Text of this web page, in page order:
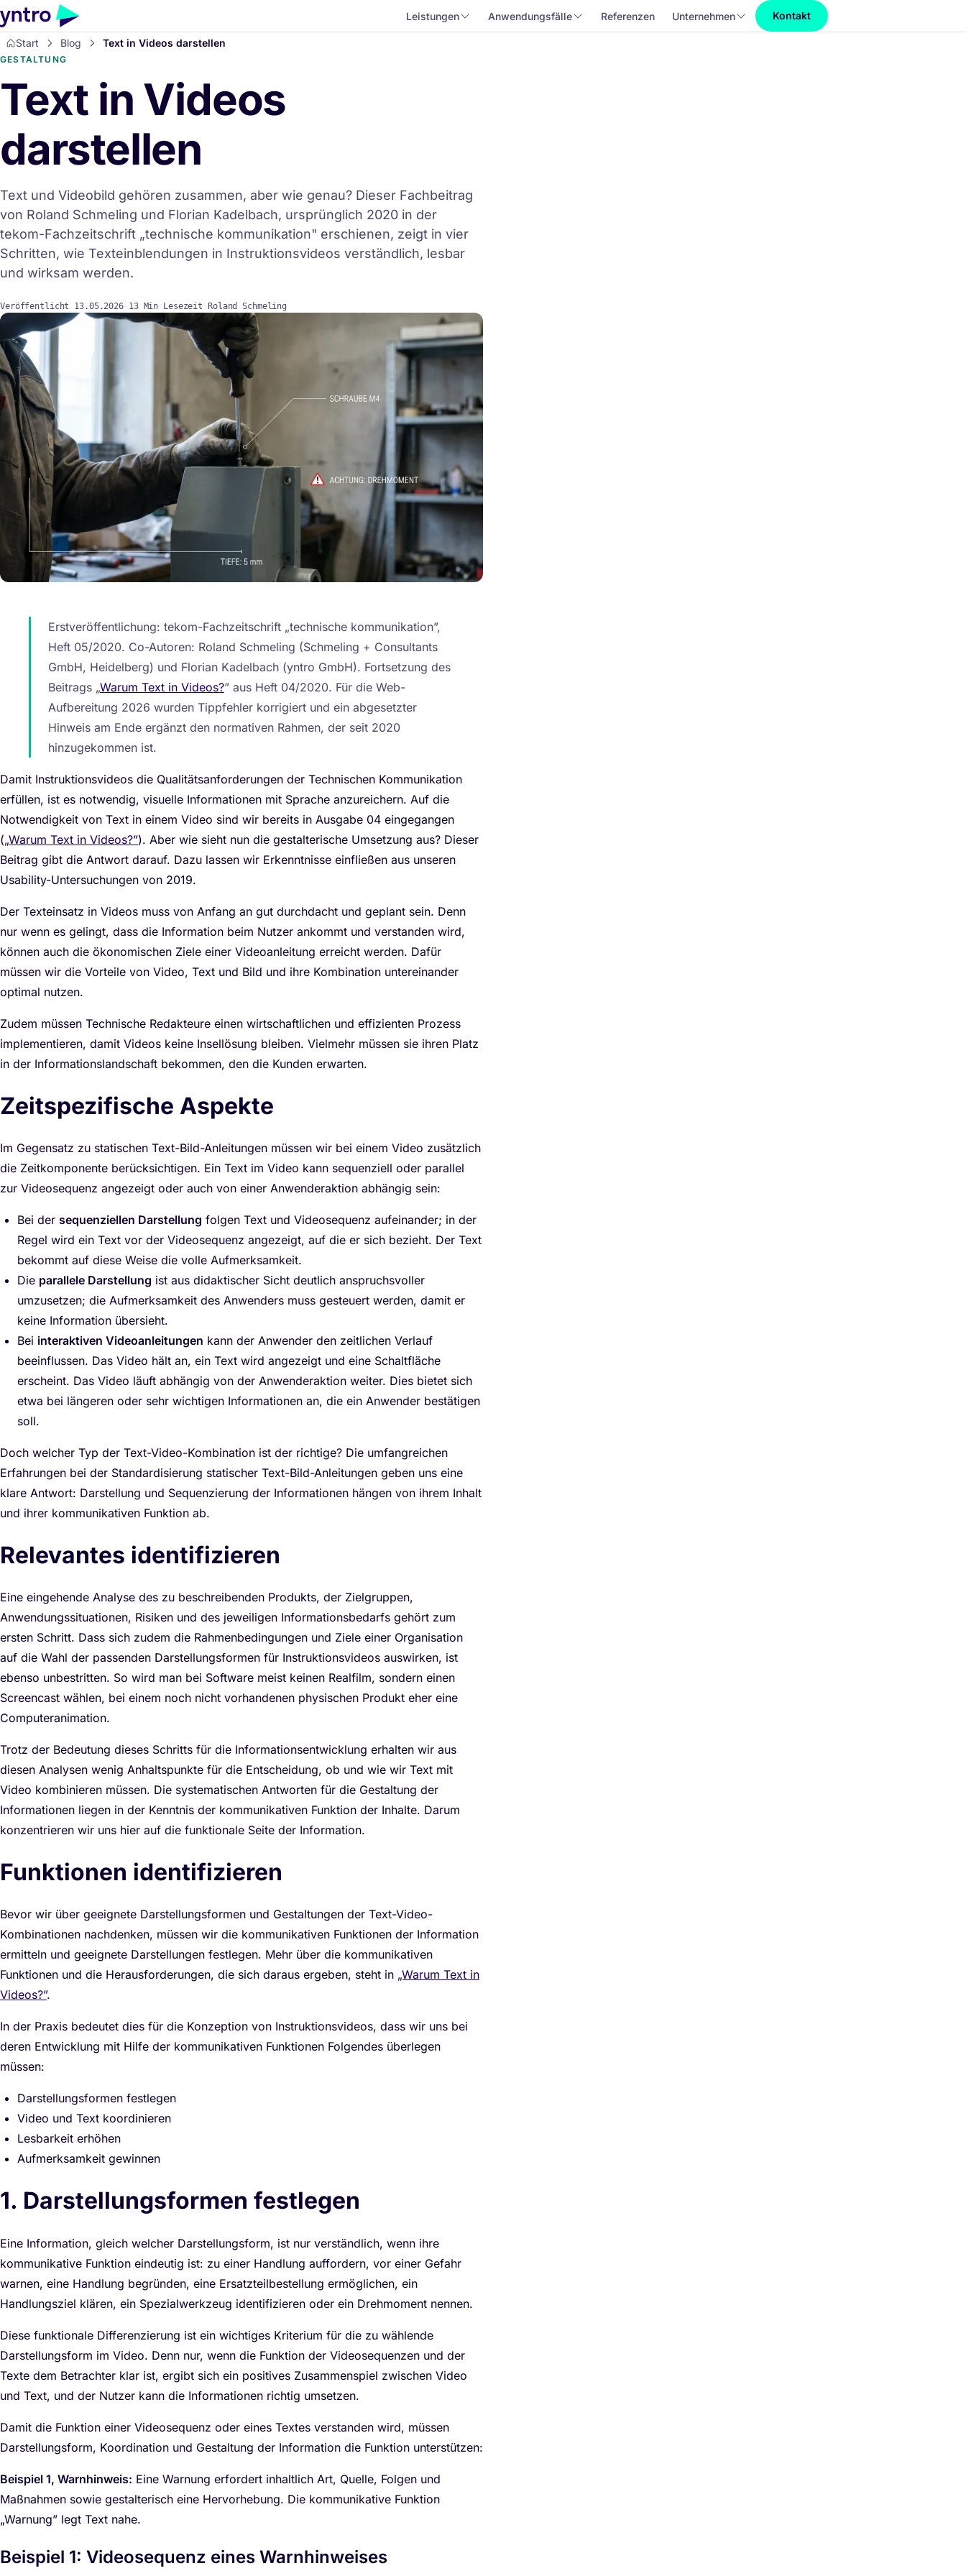
Leistungen Anwendungsfälle Referenzen Unternehmen Kontakt
Start Blog Text in Videos darstellen
GESTALTUNG
Text in Videos
darstellen
Text und Videobild gehören zusammen, aber wie genau? Dieser Fachbeitrag
von Roland Schmeling und Florian Kadelbach, ursprünglich 2020 in der
tekom-Fachzeitschrift „technische kommunikation" erschienen, zeigt in vier
Schritten, wie Texteinblendungen in Instruktionsvideos verständlich, lesbar
und wirksam werden.
Veröffentlicht 13.05.2026 · 13 Min Lesezeit · Roland Schmeling
Erstveröffentlichung: tekom-Fachzeitschrift „technische kommunikation”,
Heft 05/2020. Co-Autoren: Roland Schmeling (Schmeling + Consultants
GmbH, Heidelberg) und Florian Kadelbach (yntro GmbH). Fortsetzung des
Beitrags „Warum Text in Videos?” aus Heft 04/2020. Für die Web-
Aufbereitung 2026 wurden Tippfehler korrigiert und ein abgesetzter
Hinweis am Ende ergänzt den normativen Rahmen, der seit 2020
hinzugekommen ist.
Damit Instruktionsvideos die Qualitätsanforderungen der Technischen Kommunikation
erfüllen, ist es notwendig, visuelle Informationen mit Sprache anzureichern. Auf die
Notwendigkeit von Text in einem Video sind wir bereits in Ausgabe 04 eingegangen
(„Warum Text in Videos?”). Aber wie sieht nun die gestalterische Umsetzung aus? Dieser
Beitrag gibt die Antwort darauf. Dazu lassen wir Erkenntnisse einfließen aus unseren
Usability-Untersuchungen von 2019.
Der Texteinsatz in Videos muss von Anfang an gut durchdacht und geplant sein. Denn
nur wenn es gelingt, dass die Information beim Nutzer ankommt und verstanden wird,
können auch die ökonomischen Ziele einer Videoanleitung erreicht werden. Dafür
müssen wir die Vorteile von Video, Text und Bild und ihre Kombination untereinander
optimal nutzen.
Zudem müssen Technische Redakteure einen wirtschaftlichen und effizienten Prozess
implementieren, damit Videos keine Insellösung bleiben. Vielmehr müssen sie ihren Platz
in der Informationslandschaft bekommen, den die Kunden erwarten.
Zeitspezifische Aspekte
Im Gegensatz zu statischen Text-Bild-Anleitungen müssen wir bei einem Video zusätzlich
die Zeitkomponente berücksichtigen. Ein Text im Video kann sequenziell oder parallel
zur Videosequenz angezeigt oder auch von einer Anwenderaktion abhängig sein:
Bei der sequenziellen Darstellung folgen Text und Videosequenz aufeinander; in der
Regel wird ein Text vor der Videosequenz angezeigt, auf die er sich bezieht. Der Text
bekommt auf diese Weise die volle Aufmerksamkeit.
Die parallele Darstellung ist aus didaktischer Sicht deutlich anspruchsvoller
umzusetzen; die Aufmerksamkeit des Anwenders muss gesteuert werden, damit er
keine Information übersieht.
Bei interaktiven Videoanleitungen kann der Anwender den zeitlichen Verlauf
beeinflussen. Das Video hält an, ein Text wird angezeigt und eine Schaltfläche
erscheint. Das Video läuft abhängig von der Anwenderaktion weiter. Dies bietet sich
etwa bei längeren oder sehr wichtigen Informationen an, die ein Anwender bestätigen
soll.
Doch welcher Typ der Text-Video-Kombination ist der richtige? Die umfangreichen
Erfahrungen bei der Standardisierung statischer Text-Bild-Anleitungen geben uns eine
klare Antwort: Darstellung und Sequenzierung der Informationen hängen von ihrem Inhalt
und ihrer kommunikativen Funktion ab.
Relevantes identifizieren
Eine eingehende Analyse des zu beschreibenden Produkts, der Zielgruppen,
Anwendungssituationen, Risiken und des jeweiligen Informationsbedarfs gehört zum
ersten Schritt. Dass sich zudem die Rahmenbedingungen und Ziele einer Organisation
auf die Wahl der passenden Darstellungsformen für Instruktionsvideos auswirken, ist
ebenso unbestritten. So wird man bei Software meist keinen Realfilm, sondern einen
Screencast wählen, bei einem noch nicht vorhandenen physischen Produkt eher eine
Computeranimation.
Trotz der Bedeutung dieses Schritts für die Informationsentwicklung erhalten wir aus
diesen Analysen wenig Anhaltspunkte für die Entscheidung, ob und wie wir Text mit
Video kombinieren müssen. Die systematischen Antworten für die Gestaltung der
Informationen liegen in der Kenntnis der kommunikativen Funktion der Inhalte. Darum
konzentrieren wir uns hier auf die funktionale Seite der Information.
Funktionen identifizieren
Bevor wir über geeignete Darstellungsformen und Gestaltungen der Text-Video-
Kombinationen nachdenken, müssen wir die kommunikativen Funktionen der Information
ermitteln und geeignete Darstellungen festlegen. Mehr über die kommunikativen
Funktionen und die Herausforderungen, die sich daraus ergeben, steht in „Warum Text in
Videos?”.
In der Praxis bedeutet dies für die Konzeption von Instruktionsvideos, dass wir uns bei
deren Entwicklung mit Hilfe der kommunikativen Funktionen Folgendes überlegen
müssen:
Darstellungsformen festlegen
Video und Text koordinieren
Lesbarkeit erhöhen
Aufmerksamkeit gewinnen
1. Darstellungsformen festlegen
Eine Information, gleich welcher Darstellungsform, ist nur verständlich, wenn ihre
kommunikative Funktion eindeutig ist: zu einer Handlung auffordern, vor einer Gefahr
warnen, eine Handlung begründen, eine Ersatzteilbestellung ermöglichen, ein
Handlungsziel klären, ein Spezialwerkzeug identifizieren oder ein Drehmoment nennen.
Diese funktionale Differenzierung ist ein wichtiges Kriterium für die zu wählende
Darstellungsform im Video. Denn nur, wenn die Funktion der Videosequenzen und der
Texte dem Betrachter klar ist, ergibt sich ein positives Zusammenspiel zwischen Video
und Text, und der Nutzer kann die Informationen richtig umsetzen.
Damit die Funktion einer Videosequenz oder eines Textes verstanden wird, müssen
Darstellungsform, Koordination und Gestaltung der Information die Funktion unterstützen:
Beispiel 1, Warnhinweis: Eine Warnung erfordert inhaltlich Art, Quelle, Folgen und
Maßnahmen sowie gestalterisch eine Hervorhebung. Die kommunikative Funktion
„Warnung” legt Text nahe.
Beispiel 1: Videosequenz eines Warnhinweises